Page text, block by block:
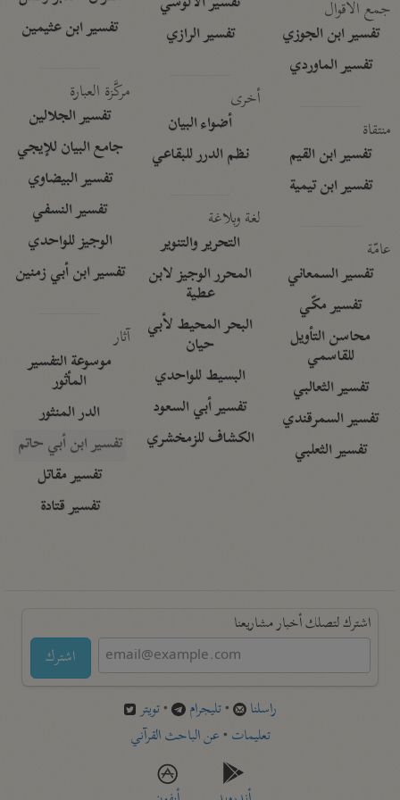
جمع الأقوال
تفسير ابن الجوزي
تفسير الماوردي
منتقاة
تفسير ابن القيم
تفسير ابن تيمية
عامّة
تفسير السمعاني
تفسير مكّي
محاسن التأويل
للقاسمي
تفسير الثعالبي
تفسير السمرقندي
تفسير الثعلبي
تفسير الرازي
أخرى
أضواء البيان
نظم الدرر للبقاعي
لغة وبلاغة
التحرير والتنوير
المحرر الوجيز لابن
عطية
البحر المحيط لأبي
حيان
البسيط للواحدي
تفسير أبي السعود
الكشاف للزمخشري
تفسير ابن عثيمين
مركَّزة العبارة
تفسير الجلالين
جامع البيان للإيجي
تفسير البيضاوي
تفسير النسفي
الوجيز للواحدي
تفسير ابن أبي زمنين
آثار
موسوعة التفسير
المأثور
الدر المنثور
تفسير ابن أبي حاتم
تفسير مقاتل
تفسير قتادة
اشترك لتصلك أخبار مشاريعنا
اشترك
راسلنا •تليجرام •تويتر
تعليمات •عن الباحث القرآني